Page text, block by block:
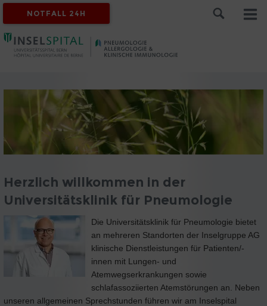
NOTFALL 24H
Herzlich willkommen in der
Universitätsklinik für Pneumologie
Die Universitätsklinik für Pneumologie bietet
an mehreren Standorten der Inselgruppe AG
klinische Dienstleistungen für Patienten/-
innen mit Lungen- und
Atemwegserkrankungen sowie
schlafassoziierten Atemstörungen an. Neben
unseren allgemeinen Sprechstunden führen wir am Inselspital